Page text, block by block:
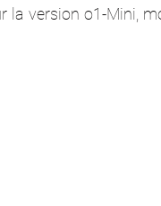
la version o1-Mini,